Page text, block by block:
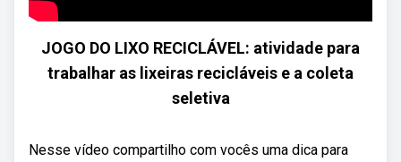
JOGO DO LIXO RECICLÁVEL: atividade para
trabalhar as lixeiras recicláveis e a coleta
seletiva
Nesse vídeo compartilho com vocês uma dica para